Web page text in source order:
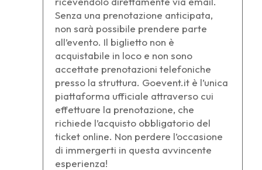
Senza una prenotazione anticipata,
non sarà possibile prendere parte
all’evento. Il biglietto non è
acquistabile in loco e non sono
accettate prenotazioni telefoniche
presso la struttura. Goevent.it è l’unica
piattaforma ufficiale attraverso cui
effettuare la prenotazione, che
richiede l’acquisto obbligatorio del
ticket online. Non perdere l’occasione
di immergerti in questa avvincente
esperienza!